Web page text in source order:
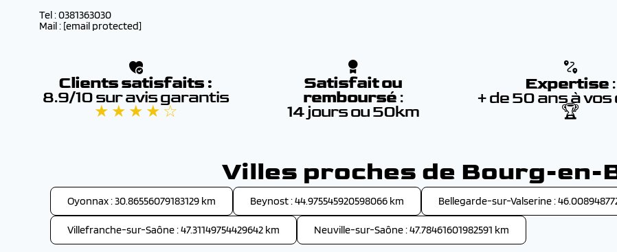
Tel : 0381363030
Mail : [email protected]
Clients satisfaits :
8.9/10 sur avis garantis
★ ★ ★ ★ ☆
Satisfait ou
remboursé :
14 jours ou 50km
Expertise :
+ de 50 ans à
🏆
Villes proches de Bourg-en-
Oyonnax : 30.86556079183129 km Beynost : 44.975545920598066 km Bellegarde-sur-Valserine :
Villefranche-sur-Saône : 47.31149754429642 km Neuville-sur-Saône : 47.78461601982591 km